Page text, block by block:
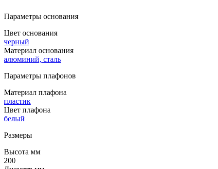
Параметры основания
Цвет основания
черный
Материал основания
алюминий, сталь
Параметры плафонов
Материал плафона
пластик
Цвет плафона
белый
Размеры
Высота мм
200